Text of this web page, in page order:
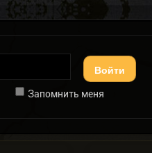
Войти
Запомнить меня